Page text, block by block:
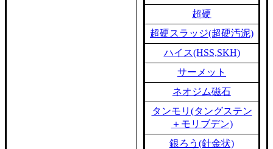
超硬
超硬スラッジ(超硬汚泥)
ハイス(HSS,SKH)
サーメット
ネオジム磁石
タンモリ(タングステン
＋モリブデン)
銀ろう(針金状)